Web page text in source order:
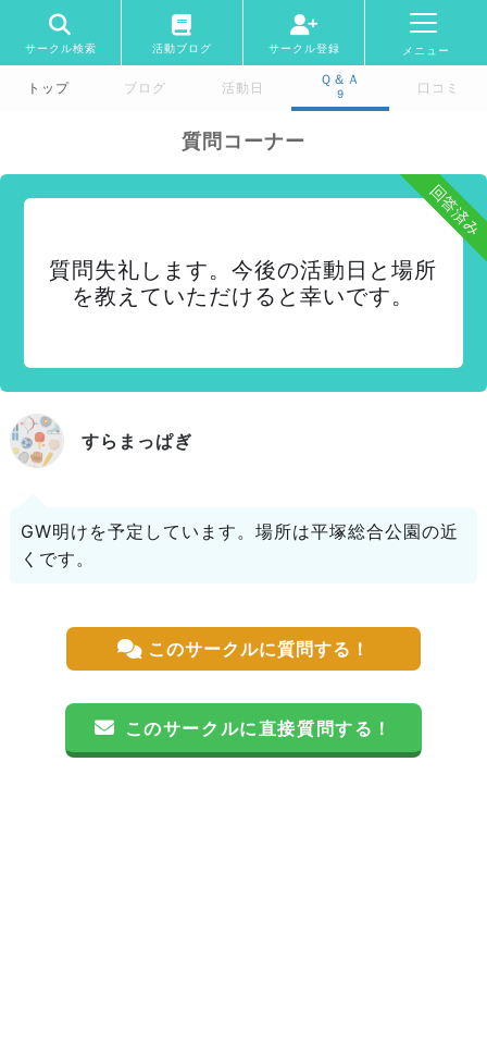
サークル検索 活動ブログ サークル登録 メニュー
トップ ブログ 活動日
Ｑ＆Ａ
9 口コミ
質問コーナー
回答済み
質問失礼します。今後の活動日と場所
を教えていただけると幸いです。
すらまっぱぎ
GW明けを予定しています。場所は平塚総合公園の近
くです。
このサークルに質問する！
このサークルに直接質問する！